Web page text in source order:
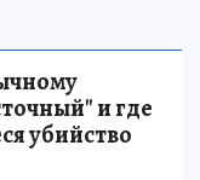
и где
убийство